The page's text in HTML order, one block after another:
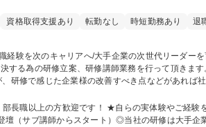
資格取得支援あり 転勤なし 時短勤務あり 退
する為の研修立案、研修講師業務を行って頂きま
いたします。 ■大手企業での管理職経験があり、
】管理職経験を次のキャリアへ/大手企業の次世代リーダーを育てる
以上の方歓迎です！ ★自らの実体験やご経験を講師業
（サブ講師からスタート）◎当社の研修は大手企